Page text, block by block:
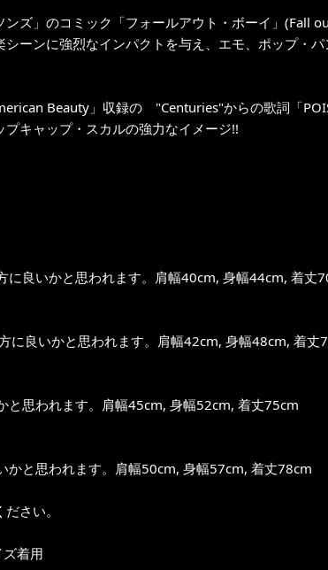
ンズ」のコミック「フォールアウト・ボーイ」(Fall
シーンに強烈なインパクトを与え、エモ、ポップ・
Beauty」収録の "Centuries"からの歌詞「
キャップ・スカルの強力なイメージ!!
に良いかと思われます。肩幅40cm, 身幅44cm, 着丈
に良いかと思われます。肩幅42cm, 身幅48cm, 着丈
と思われます。肩幅45cm, 身幅52cm, 着丈75cm
かと思われます。肩幅50cm, 身幅57cm, 着丈78cm
さい。
着用